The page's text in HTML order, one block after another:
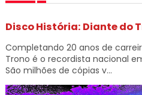
Disco História: Diante do
Completando 20 anos de
Trono é o recordista nacional
São milhões de cópias v...